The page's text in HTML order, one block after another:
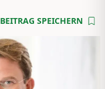
BEITRAG SPEICHERN